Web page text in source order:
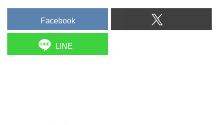
Facebook
LINE